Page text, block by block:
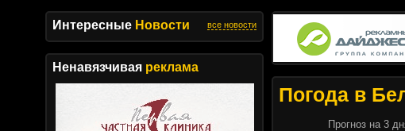
Интересные Новости все новости
Ненавязчивая реклама
Погода в
Прогноз на 3